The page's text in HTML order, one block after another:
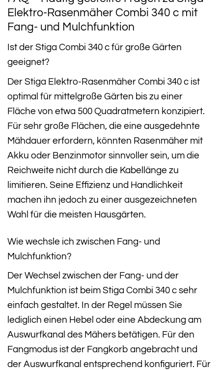
Elektro-Rasenmäher Combi 340 c mit
Fang- und Mulchfunktion
Ist der Stiga Combi 340 c für große Gärten
geeignet?
Der Stiga Elektro-Rasenmäher Combi 340 c ist
optimal für mittelgroße Gärten bis zu einer
Fläche von etwa 500 Quadratmetern konzipiert.
Für sehr große Flächen, die eine ausgedehnte
Mähdauer erfordern, könnten Rasenmäher mit
Akku oder Benzinmotor sinnvoller sein, um die
Reichweite nicht durch die Kabellänge zu
limitieren. Seine Effizienz und Handlichkeit
machen ihn jedoch zu einer ausgezeichneten
Wahl für die meisten Hausgärten.
Wie wechsle ich zwischen Fang- und
Mulchfunktion?
Der Wechsel zwischen der Fang- und der
Mulchfunktion ist beim Stiga Combi 340 c sehr
einfach gestaltet. In der Regel müssen Sie
lediglich einen Hebel oder eine Abdeckung am
Auswurfkanal des Mähers betätigen. Für den
Fangmodus ist der Fangkorb angebracht und
der Auswurfkanal entsprechend konfiguriert. Für